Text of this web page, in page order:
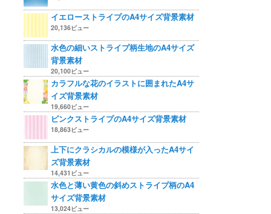
イエローストライプのA4サイズ背景素材
20,136ビュー
水色の細いストライプ柄生地のA4サイズ
背景素材
20,100ビュー
カラフルな花のイラストに囲まれたA4サ
イズ背景素材
19,660ビュー
ピンクストライプのA4サイズ背景素材
18,863ビュー
上下にクラシカルの模様が入ったA4サイ
ズ背景素材
14,431ビュー
水色と薄い黄色の斜めストライプ柄のA4
サイズ背景素材
13,024ビュー